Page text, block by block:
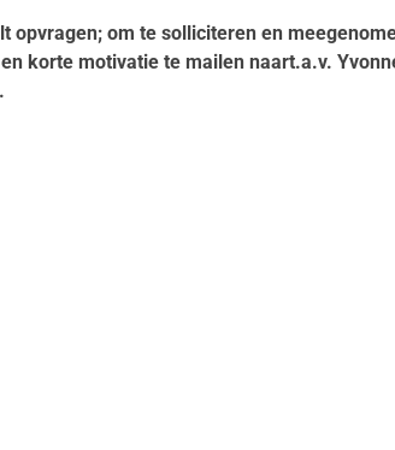
om te solliciteren en
korte motivatie te mailen naart.a.v.